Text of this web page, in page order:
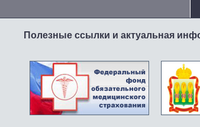
Полезные ссылки и актуальная